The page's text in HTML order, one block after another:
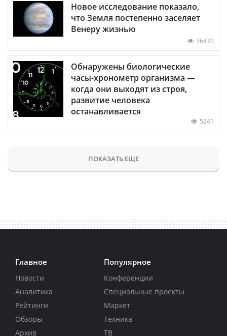
Новое исследование показало,
что Земля постепенно заселяет
Венеру жизнью
36470
Обнаружены биологические
часы-хронометр организма —
когда они выходят из строя,
развитие человека
останавливается
5241
ПОКАЗАТЬ ЕЩЕ
Главное
Новости
Аналитика
Рейтинги
Обзоры
Архив
Популярное
Конференции
Специальные проекты
Маркет
Техника
ТВ